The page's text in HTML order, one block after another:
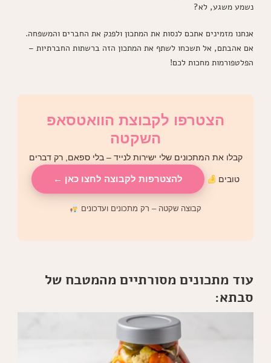
נשמע משגע, לא?
אנחנו מזמינים אתכם לנסות את המתכון ולפנק את החברים והמשפחה.
אם אהבתם, אל תשכחו לשתף את המתכון הזה ברשתות החברתיות –
הפלטפורמות מחכות לכם!
הצטרפו לקבוצת הוואטסאפ
השקטה
קבלו את המתכונים שלי ישירות לנייד – בלי ספאם, רק דברים
טובים להצטרפות לקבוצה לחצו כאן ←
קבוצה שקטה – רק מתכונים ועדכונים
עוד מתכונים מסורתיים מהמטבח של
סבתא: